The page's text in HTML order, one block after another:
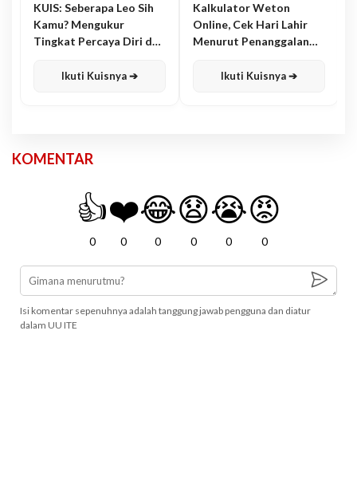
KUIS: Seberapa Leo Sih
Kamu? Mengukur
Tingkat Percaya Diri dan
Ikuti Kuisnya ➔
Kalkulator Weton
Online, Cek Hari Lahir
Menurut Penanggalan
Ikuti Kuisnya ➔
KOMENTAR
👍
0
❤️
0
😂
0
😧
0
😭
0
😡
0
Isi komentar sepenuhnya adalah tanggung jawab pengguna dan diatur
dalam UU ITE